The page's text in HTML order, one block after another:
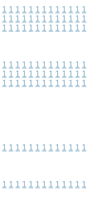
1 1 1 1 1 1 1 1 1 1 1 1 1
1 1 1 1 1 1 1 1 1 1 1 1 1
1 1 1 1 1 1 1 1 1 1 1 1 1
1 1 1 1 1 1 1 1 1 1 1 1 1
1 1 1 1 1 1 1 1 1 1 1 1 1
1 1 1 1 1 1 1 1 1 1 1 1 1
1 1 1 1 1 1 1 1 1 1 1 1 1
1 1 1 1 1 1 1 1 1 1 1 1 1